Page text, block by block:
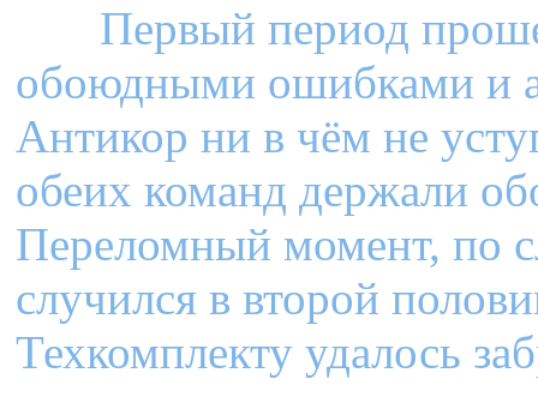
Первый период
обоюдными ошибками и
Антикор ни в чём не
обеих команд держали
Переломный момент, по
случился в второй
Техкомплекту удалось